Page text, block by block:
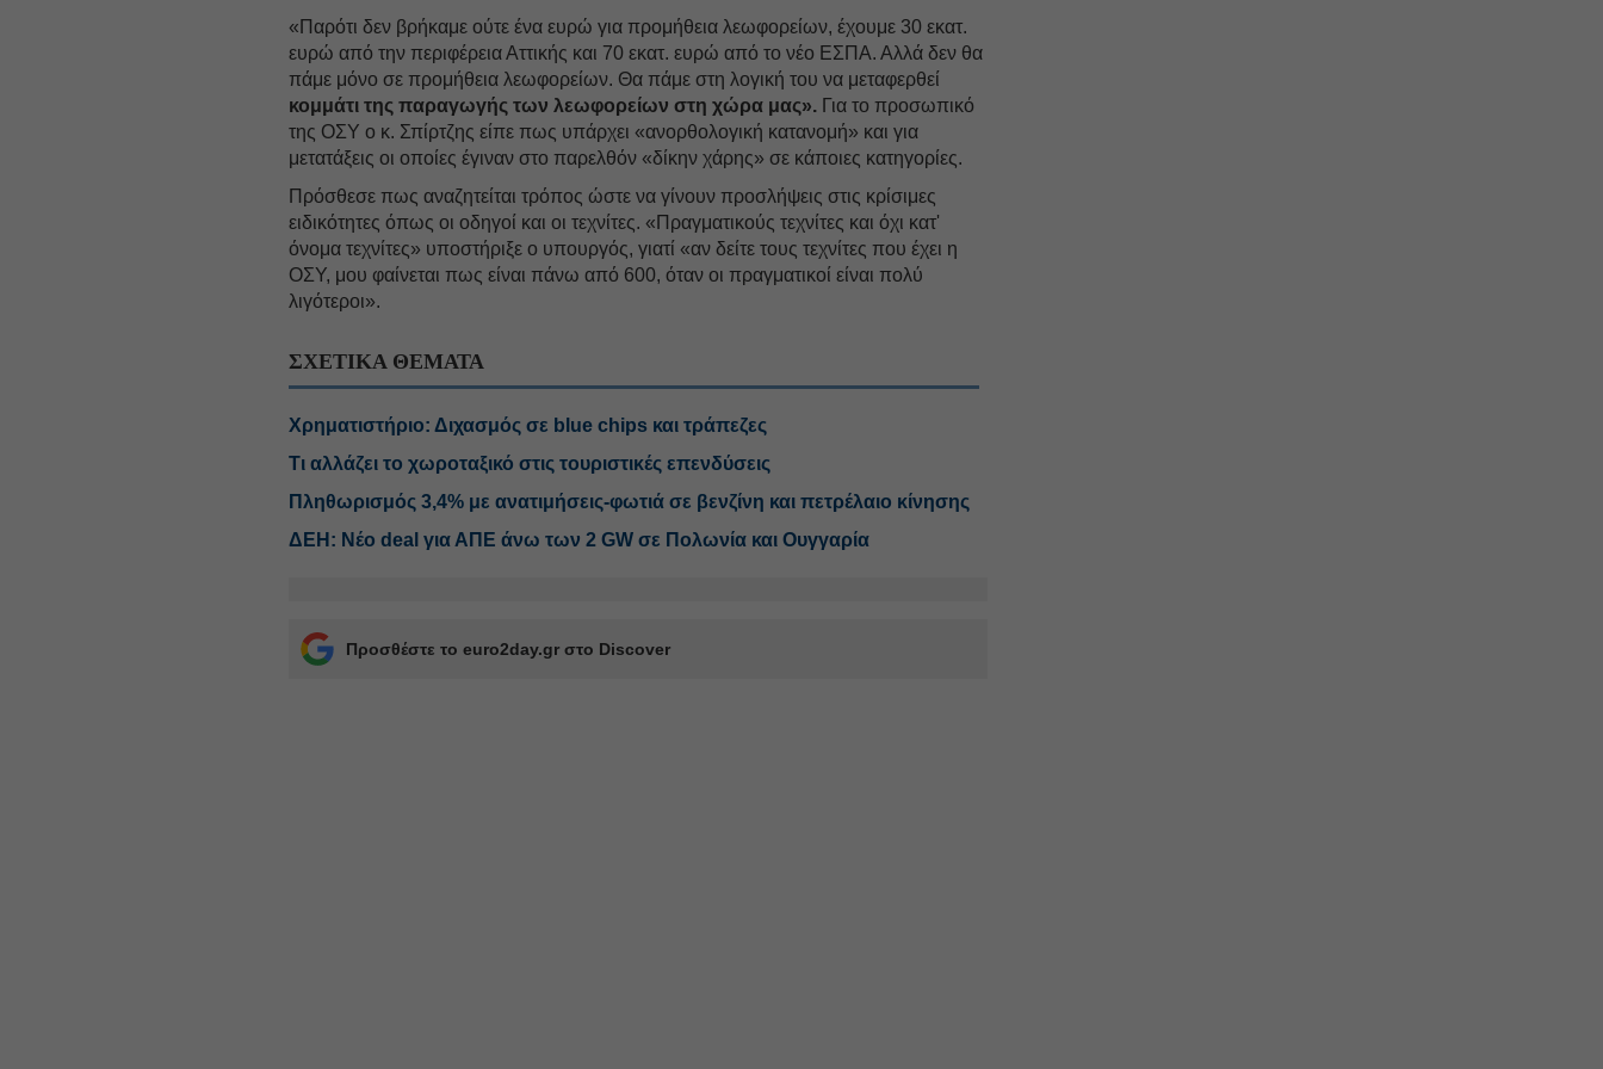
«Παρότι δεν βρήκαμε ούτε ένα ευρώ για προμήθεια λεωφορείων, έχουμε 30 εκατ.
ευρώ από την περιφέρεια Αττικής και 70 εκατ. ευρώ από το νέο ΕΣΠΑ. Αλλά δεν θα
πάμε μόνο σε προμήθεια λεωφορείων. Θα πάμε στη λογική του να μεταφερθεί
κομμάτι της παραγωγής των λεωφορείων στη χώρα μας». Για το προσωπικό
της ΟΣΥ ο κ. Σπίρτζης είπε πως υπάρχει «ανορθολογική κατανομή» και για
μετατάξεις οι οποίες έγιναν στο παρελθόν «δίκην χάρης» σε κάποιες κατηγορίες.
Πρόσθεσε πως αναζητείται τρόπος ώστε να γίνουν προσλήψεις στις κρίσιμες
ειδικότητες όπως οι οδηγοί και οι τεχνίτες. «Πραγματικούς τεχνίτες και όχι κατ'
όνομα τεχνίτες» υποστήριξε ο υπουργός, γιατί «αν δείτε τους τεχνίτες που έχει η
ΟΣΥ, μου φαίνεται πως είναι πάνω από 600, όταν οι πραγματικοί είναι πολύ
λιγότεροι».
ΣΧΕΤΙΚΑ ΘΕΜΑΤΑ
Χρηματιστήριο: Διχασμός σε blue chips και τράπεζες
Τι αλλάζει το χωροταξικό στις τουριστικές επενδύσεις
Πληθωρισμός 3,4% με ανατιμήσεις-φωτιά σε βενζίνη και πετρέλαιο κίνησης
ΔΕΗ: Νέο deal για ΑΠΕ άνω των 2 GW σε Πολωνία και Ουγγαρία
Προσθέστε το euro2day.gr στο Discover